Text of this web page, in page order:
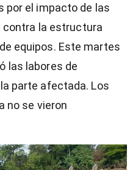
por el impacto de las
contra la estructura
equipos. Este martes
las labores de
parte afectada. Los
no se vieron